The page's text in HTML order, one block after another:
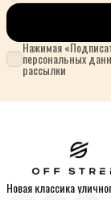
Нажимая
персональных
рассылки
Новая классика